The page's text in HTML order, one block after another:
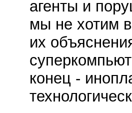
агенты и
мы не хотим
их
конец -